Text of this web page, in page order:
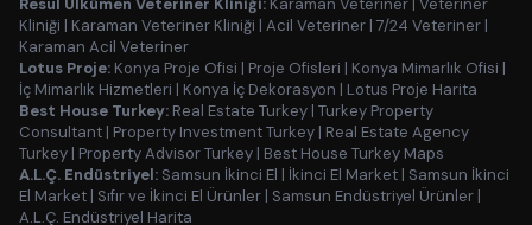
Resul Ülkümen Veteriner Kliniği: Karaman Veteriner | Veteriner
Kliniği | Karaman Veteriner Kliniği | Acil Veteriner | 7/24 Veteriner |
Karaman Acil Veteriner
Lotus Proje: Konya Proje Ofisi | Proje Ofisleri | Konya Mimarlık Ofisi |
İç Mimarlık Hizmetleri | Konya İç Dekorasyon | Lotus Proje Harita
Best House Turkey: Real Estate Turkey | Turkey Property
Consultant | Property Investment Turkey | Real Estate Agency
Turkey | Property Advisor Turkey | Best House Turkey Maps
A.L.Ç. Endüstriyel: Samsun İkinci El | İkinci El Market | Samsun İkinci
El Market | Sıfır ve İkinci El Ürünler | Samsun Endüstriyel Ürünler |
A.L.Ç. Endüstriyel Harita